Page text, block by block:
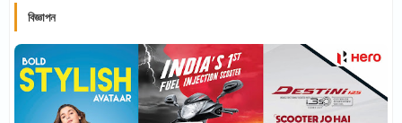
বিজ্ঞাপন